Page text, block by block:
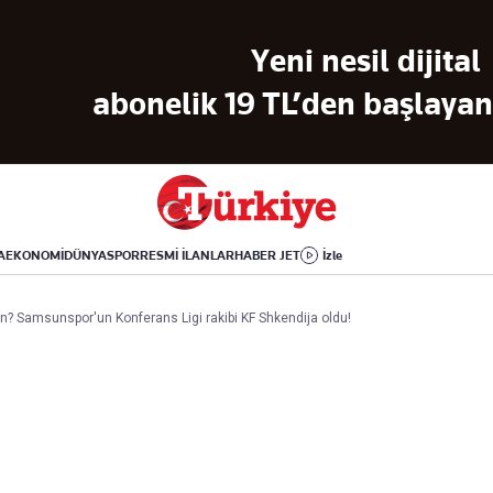
Yeni nesil dijital
abonelik 19 TL’den
EKONOMİDÜNYASPORRESMİ İLANLARHABER JET İzle
Amerika
İsrail-Gazze
Yemek
Aktüel
Sinema
Kitap
Samsunspor'un Konferans Ligi rakibi KF Shkendija oldu!